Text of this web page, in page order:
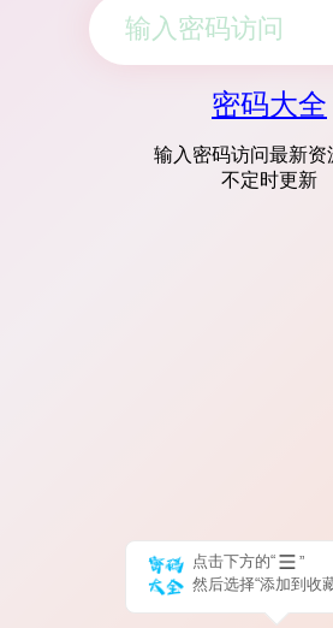
密码大全
输入密码访问最新资
不定时更新
点击下方的“
”
然后选择“添加到收